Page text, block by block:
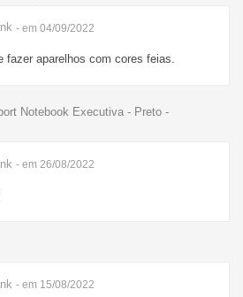
- em 04/09/2022
fazer aparelhos com cores feias.
Notebook Executiva - Preto -
- em 26/08/2022
- em 15/08/2022